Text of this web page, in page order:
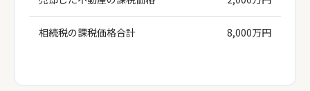
相続税の課税価格合計 8,000万円